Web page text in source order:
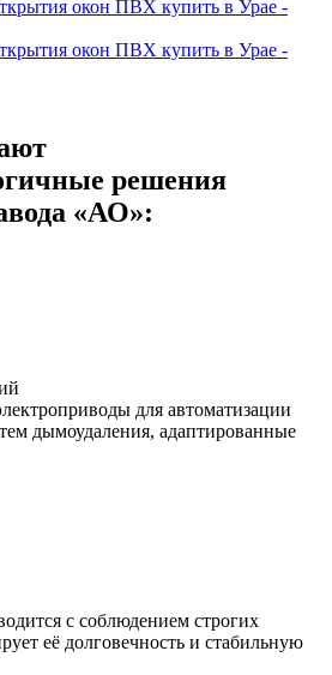
решения
«АО»:
для автоматизации
дымоудаления, адаптированные
с соблюдением строгих
её долговечность и стабильную